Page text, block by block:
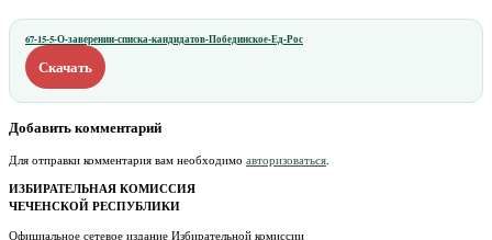
67-15-5-О-заверении-списка-кандидатов-Побединское-Ед-Рос
Скачать
Добавить комментарий
Для отправки комментария вам необходимо авторизоваться.
ИЗБИРАТЕЛЬНАЯ КОМИССИЯ
ЧЕЧЕНСКОЙ РЕСПУБЛИКИ
Официальное сетевое издание Избирательной комиссии